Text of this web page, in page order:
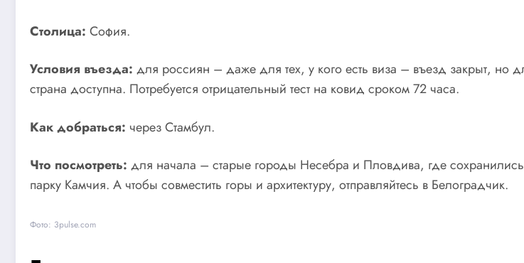
Столица: София.
Условия въезда: для россиян – даже для тех, у кого есть виза – въезд закрыт, но
страна доступна. Потребуется отрицательный тест на ковид сроком 72 часа.
Как добраться: через Стамбул.
Что посмотреть: для начала – старые городы Несебра и Пловдива, где
парку Камчия. А чтобы совместить горы и архитектуру, отправляйтесь в Белоградчик.
Фото: 3pulse.com